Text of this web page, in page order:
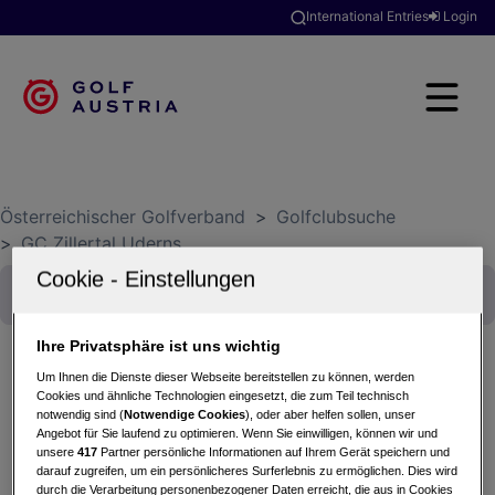
International Entries Login
Österreichischer Golfverband > Golfclubsuche
> GC Zillertal Uderns
Diners Club Austrian Amateur Open 2024
28.07.2024 - Stableford
GC Zillertal Uderns
Ihre Privatsphäre ist uns wichtig
Um Ihnen die Dienste dieser Webseite bereitstellen zu können, werden
Cookies und ähnliche Technologien eingesetzt, die zum Teil technisch
notwendig sind (Notwendige Cookies), oder aber helfen sollen, unser
Angebot für Sie laufend zu optimieren. Wenn Sie einwilligen, können wir und
unsere417 Partner persönliche Informationen auf Ihrem Gerät speichern und
darauf zugreifen, um ein persönlicheres Surferlebnis zu ermöglichen. Dies wird
durch die Verarbeitung personenbezogener Daten erreicht, die aus in Cookies